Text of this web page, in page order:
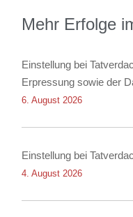
Mehr Erfolge
Einstellung bei
Erpressung sowie der
6. August 2026
Einstellung bei
4. August 2026